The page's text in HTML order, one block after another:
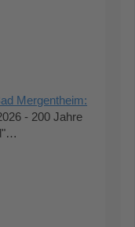
Mergentheim:
- 200 Jahre